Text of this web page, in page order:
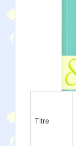
Titre